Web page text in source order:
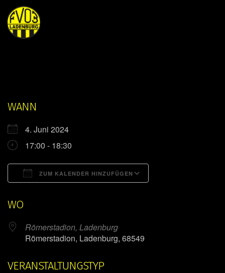
WANN
4. Juni 2024
17:00 - 18:30
ZUM KALENDER HINZUFÜGEN
WO
Römerstadion, Ladenburg
Römerstadion, Ladenburg, 68549
VERANSTALTUNGSTYP